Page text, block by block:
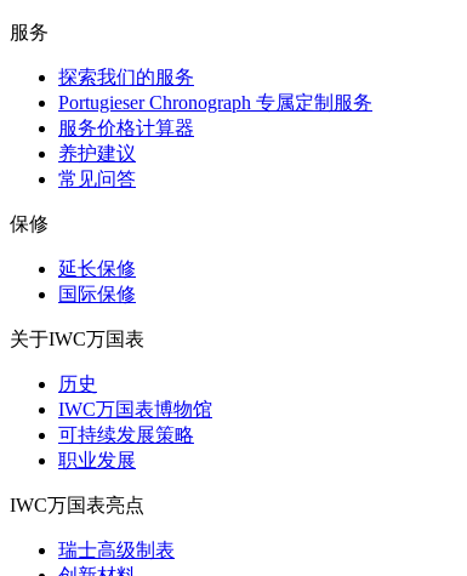
服务
探索我们的服务
Portugieser Chronograph 专属定制服务
服务价格计算器
养护建议
常见问答
保修
延长保修
国际保修
关于IWC万国表
历史
IWC万国表博物馆
可持续发展策略
职业发展
IWC万国表亮点
瑞士高级制表